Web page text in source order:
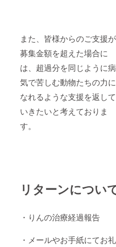
また、皆様からのご支援が
募集金額を超えた場合に
は、超過分を同じように病
気で苦しむ動物たちの力に
なれるような支援を返して
いきたいと考えておりま
す。
リターンについ
・りんの治療経過報告
・メールやお手紙にてお礼